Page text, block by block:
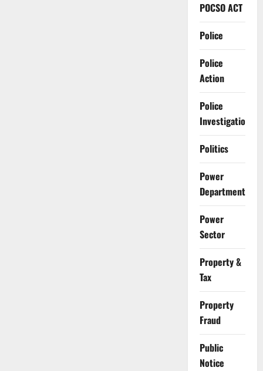
POCSO ACT
Police
Police
Action
Police
Investigation
Politics
Power
Department
Power
Sector
Property &
Tax
Property
Fraud
Public
Notice